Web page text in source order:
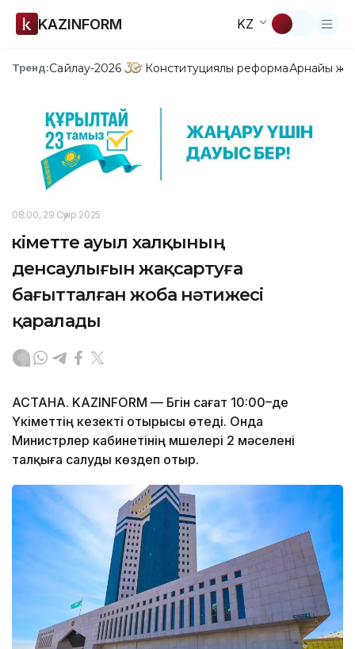
KAZINFORM KZ
Тренд:Сайлау-2026 Конституциялық реформаАрнайы
08:00, 29 Сәуір 2025
Үкіметте ауыл халқының
денсаулығын жақсартуға
бағытталған жоба нәтижесі
қаралады
АСТАНА. KAZINFORM — Бүгін сағат 10:00–де
Үкіметтің кезекті отырысы өтеді. Онда
Министрлер кабинетінің мүшелері 2 мәселені
талқыға салуды көздеп отыр.